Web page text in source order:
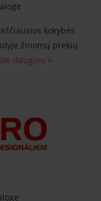
kokybės
žinomų prekių
daugiau »